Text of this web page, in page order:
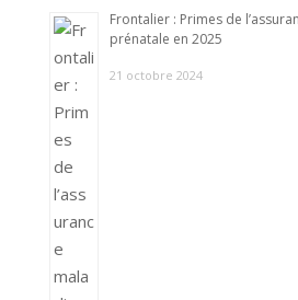
Frontalier : Primes de
prénatale en 2025
21 octobre 2024